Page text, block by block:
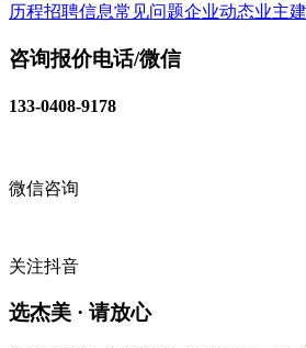
历程招聘信息常见问题企业动态业主
咨询报价电话/微信
133-0408-9178
微信咨询
关注抖音
选杰美 · 请放心